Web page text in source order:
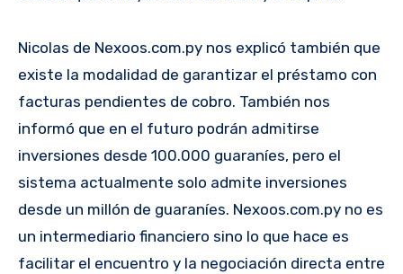
Nicolas de Nexoos.com.py nos explicó también que
existe la modalidad de garantizar el préstamo con
facturas pendientes de cobro. También nos
informó que en el futuro podrán admitirse
inversiones desde 100.000 guaraníes, pero el
sistema actualmente solo admite inversiones
desde un millón de guaraníes. Nexoos.com.py no es
un intermediario financiero sino lo que hace es
facilitar el encuentro y la negociación directa entre